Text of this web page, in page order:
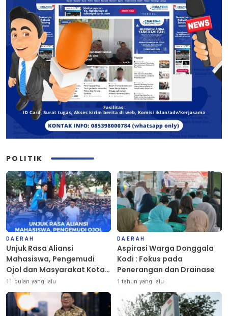
POLITIK
DAERAH
Unjuk Rasa Aliansi
Mahasiswa, Pengemudi
Ojol dan Masyarakat Kota
Palu Berlangsung Damai
11 bulan yang lalu
DAERAH
Aspirasi Warga Donggala
Kodi : Fokus pada
Penerangan dan Drainase
1 tahun yang lalu